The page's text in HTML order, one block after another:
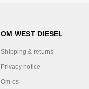
OM WEST DIESEL
Shipping & returns
Privacy notice
Om os